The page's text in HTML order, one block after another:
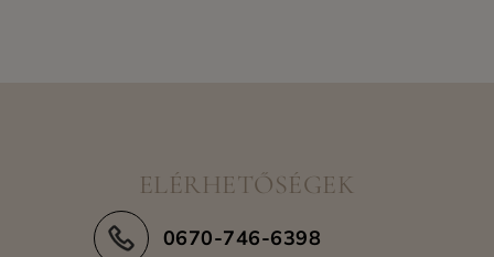
ELÉRHETŐSÉGEK
0670-746-6398